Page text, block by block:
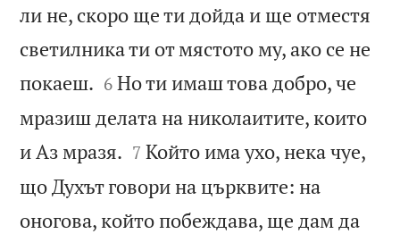
ли не, скоро ще ти дойда и ще отместя
светилника ти от мястото му, ако се не
покаеш. 

6 Но ти имаш това добро, че
мразиш делата на николаитите, които
и Аз мразя. 

7 Който има ухо, нека чуе,
що Духът говори на църквите: на
оногова, който побеждава, ще дам да